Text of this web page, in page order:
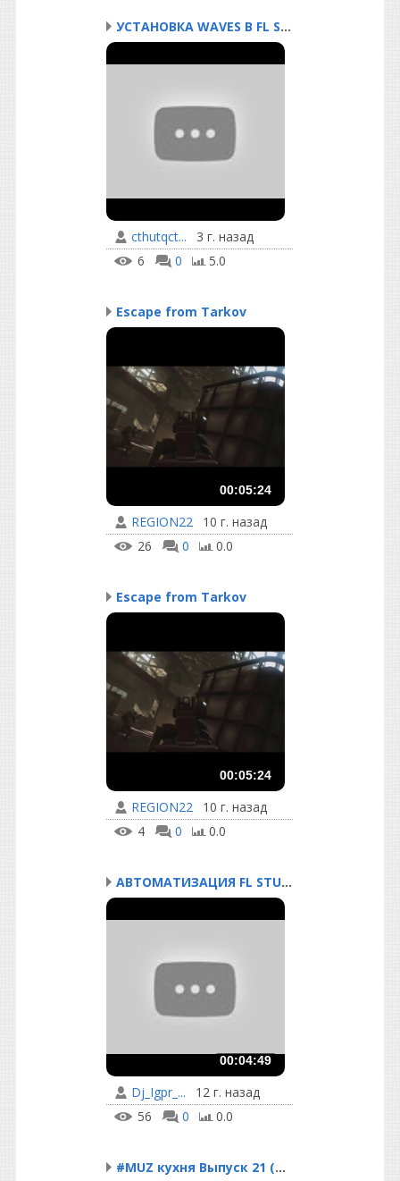
УСТАНОВКА WAVES В FL ST...
cthutqct...
3 г. назад
6
0 5.0
Escape from Tarkov
00:05:24
REGION22
10 г. назад
26
0 0.0
Escape from Tarkov
00:05:24
REGION22
10 г. назад
4
0 0.0
АВТОМАТИЗАЦИЯ FL STUDIO
00:04:49
Dj_Igpr_...
12 г. назад
56
0 0.0
#MUZ кухня Выпуск 21 (А...